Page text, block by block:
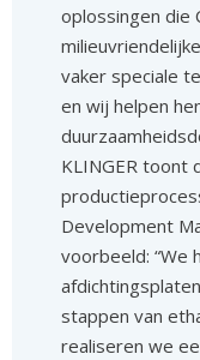
oplossingen die
vaker speciale
en wij helpen
KLINGER toont
Development
voorbeeld: “We
stappen van
realiseren we